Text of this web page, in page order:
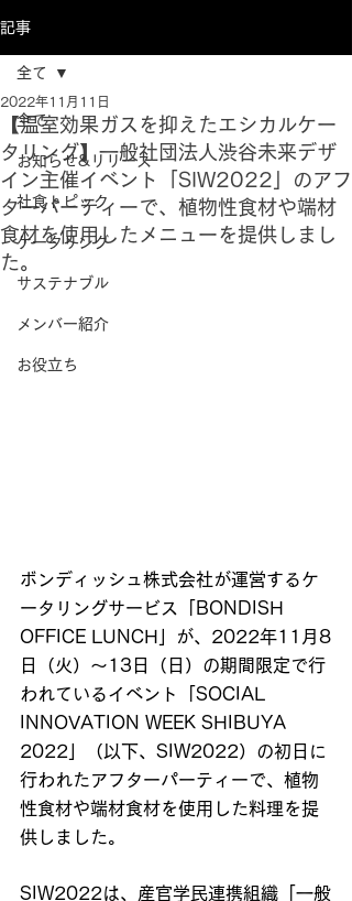
記事
全て
お知らせ&リリース
社食トピック
ケータリング
サステナブル
メンバー紹介
お役立ち
全て
【温室効果ガスを抑えたエシカルケー
タリング】一般社団法人渋谷未来デザ
イン主催イベント「SIW2022」のアフ
ターパーティーで、植物性食材や端材
食材を使用したメニューを提供しまし
た。
2022年11月11日
ボンディッシュ株式会社が運営するケ
ータリングサービス「BONDISH
OFFICE LUNCH」が、2022年11月8
日（火）～13日（日）の期間限定で行
われているイベント「SOCIAL
INNOVATION WEEK SHIBUYA
2022」（以下、SIW2022）の初日に
行われたアフターパーティーで、植物
性食材や端材食材を使用した料理を提
供しました。
SIW2022は、産官学民連携組織「一般